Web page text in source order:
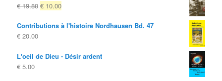
était: est:
€19.80 Le
d'origine
€ 10.00Le
actuel
Contributions à l'histoire Nordhausen Bd. 47
€ 20.00
L'oeil de Dieu - Désir ardent
€ 5.00